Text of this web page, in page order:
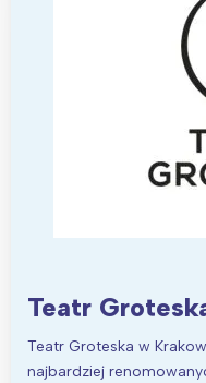
Teatr
Teatr Groteska w
najbardziej